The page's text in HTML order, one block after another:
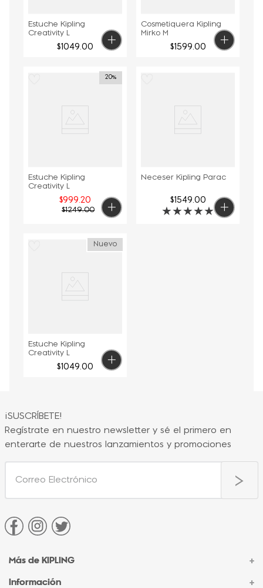
Estuche Kipling
Creativity L
$1049.00
Cosmetiquera Kipling
Mirko M
$1599.00
20%
Estuche Kipling
Creativity L
$999.20
$1249.00
Neceser Kipling Parac
$1549.00
★★★★★
Nuevo
Estuche Kipling
Creativity L
$1049.00
¡SUSCRÍBETE!
Regístrate en nuestro newsletter y sé el primero en
enterarte de nuestros lanzamientos y promociones
Más de KIPLING +
Acerca de Kipling
Información +